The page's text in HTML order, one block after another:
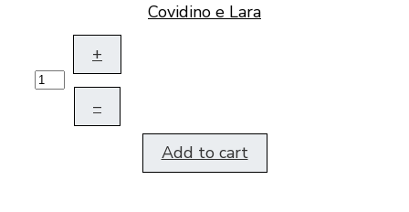
Covidino e Lara
+
–
Add to cart